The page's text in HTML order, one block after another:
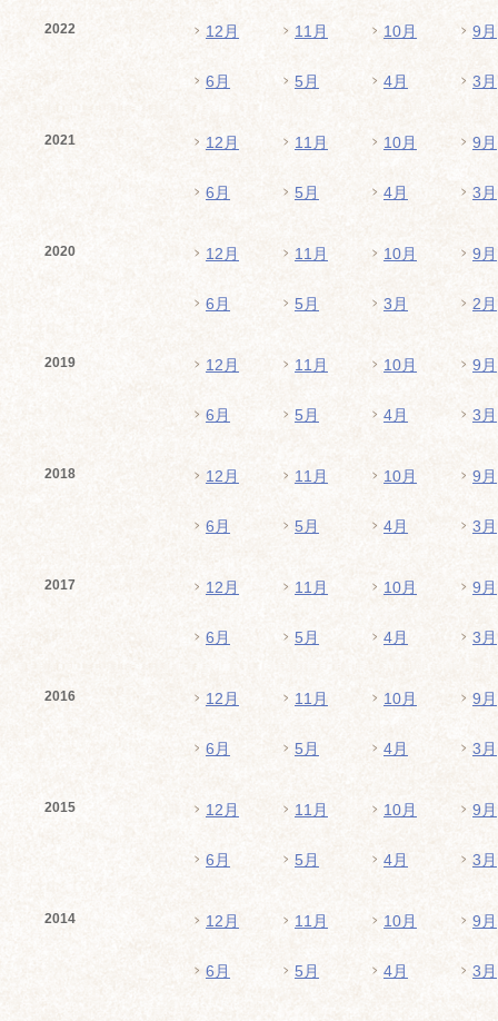
2022 12月 11月 10月 9月
6月 5月 4月 3月
2021 12月 11月 10月 9月
6月 5月 4月 3月
2020 12月 11月 10月 9月
6月 5月 3月 2月
2019 12月 11月 10月 9月
6月 5月 4月 3月
2018 12月 11月 10月 9月
6月 5月 4月 3月
2017 12月 11月 10月 9月
6月 5月 4月 3月
2016 12月 11月 10月 9月
6月 5月 4月 3月
2015 12月 11月 10月 9月
6月 5月 4月 3月
2014 12月 11月 10月 9月
6月 5月 4月 3月